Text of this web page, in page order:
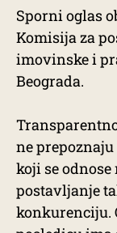
Sporni oglas
Komisija za
imovinske i
Beograda.
ne
koji se
postavljanje
konkurenciju.